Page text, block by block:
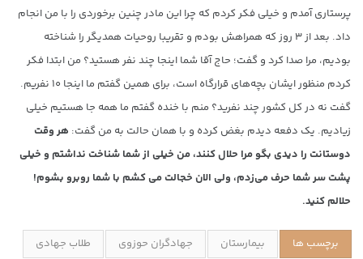
پرستاری آمدم و خیلی فکر کردم که چرا این مادر چنین برخوردی را با من انجام
داد. بعد از ۳ روز که همراهش بودم و تقریبا روحیات همدیگر را شناخته
بودیم، مرا صدا کرد و گفت؛ حاج آقا شما اینجا چند نفر هستید؟ من ابتدا فکر
کردم منظور ایشان بچه‌های قرارگاه است، برای همین گفتم ما اینجا ۱۰ نفریم.
گفت نه در کل کشور چند نفرید؟ منم با خنده گفتم ما همه جا هستیم خیلی
زیادیم. یک دفعه دیدم بغض کرده و با همان حالت به من گفت: هر وقت
دوستانت را دیدی بگو مرا حلال کنند، من خیلی از شما شناخت نداشتم و خیلی
پشت سر شما حرف می‌زدم، ولی الان خجالت می کشم با شما روبرو بشوم!
حلالم کنید.
برچسب ها بیمارستان جهادگران حوزوی
طلاب جهادی